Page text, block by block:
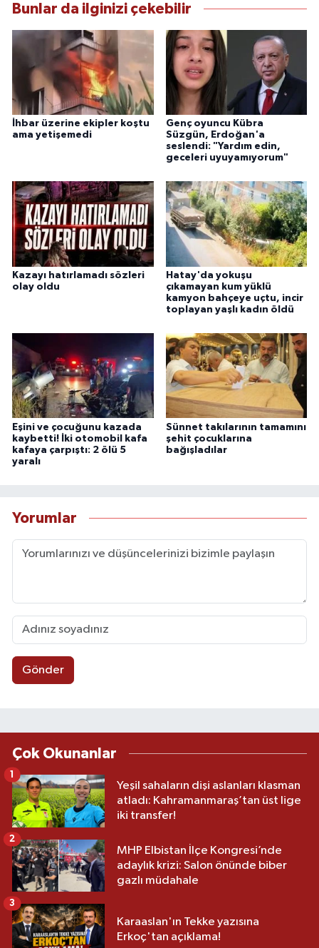
Bunlar da ilginizi çekebilir
İhbar üzerine ekipler koştu
ama yetişemedi
Genç oyuncu Kübra
Süzgün, Erdoğan'a
seslendi: "Yardım edin,
geceleri uyuyamıyorum"
Kazayı hatırlamadı sözleri
olay oldu
Hatay'da yokuşu
çıkamayan kum yüklü
kamyon bahçeye uçtu, incir
toplayan yaşlı kadın öldü
Eşini ve çocuğunu kazada
kaybetti! İki otomobil kafa
kafaya çarpıştı: 2 ölü 5
yaralı
Sünnet takılarının tamamını
şehit çocuklarına
bağışladılar
Yorumlar
Gönder
Çok Okunanlar
Yeşil sahaların dişi aslanları klasman
atladı: Kahramanmaraş’tan üst lige
iki transfer!
1
MHP Elbistan İlçe Kongresi’nde
adaylık krizi: Salon önünde biber
gazlı müdahale
2
Karaaslan'ın Tekke yazısına
Erkoç'tan açıklama!
3